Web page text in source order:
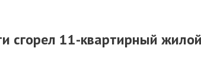
сгорел 11-квартирный